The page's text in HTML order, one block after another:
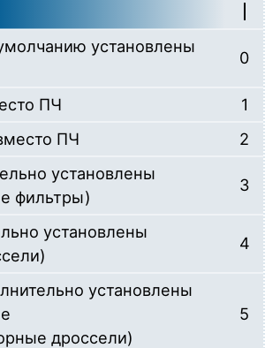
установлены
0
ПЧ
1
ПЧ
2
установлены
фильтры)
3
установлены
4
установлены
дроссели)
5